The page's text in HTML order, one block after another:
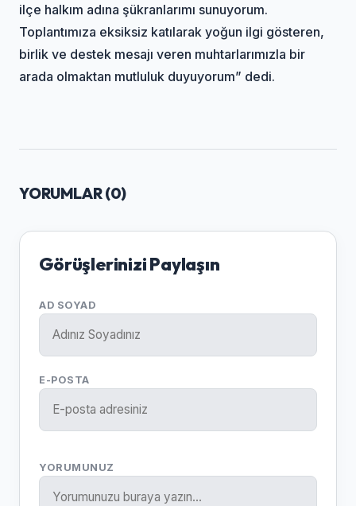
ilçe halkım adına şükranlarımı sunuyorum.
Toplantımıza eksiksiz katılarak yoğun ilgi gösteren,
birlik ve destek mesajı veren muhtarlarımızla bir
arada olmaktan mutluluk duyuyorum” dedi.
YORUMLAR (0)
Görüşlerinizi Paylaşın
AD SOYAD
E-POSTA
YORUMUNUZ